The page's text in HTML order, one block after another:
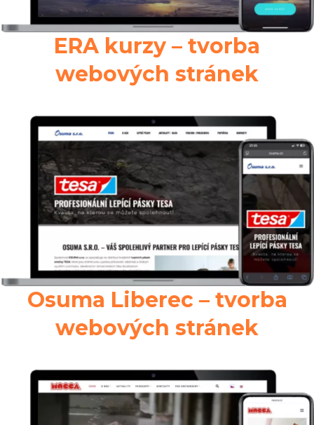
ERA kurzy – tvorba
webových stránek
Osuma Liberec – tvorba
webových stránek